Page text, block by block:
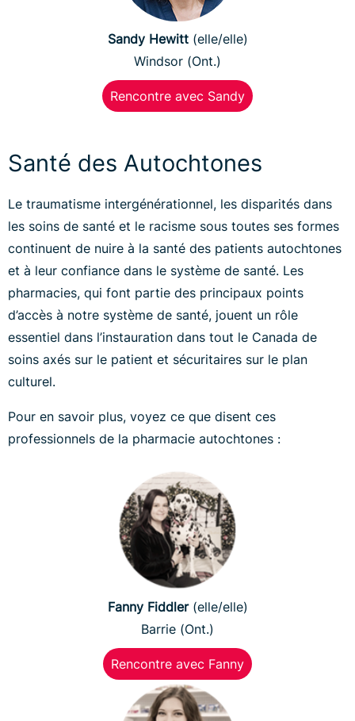
Sandy Hewitt(elle/elle)
Windsor (Ont.)
Rencontre avec Sandy
Santé des Autochtones
Le traumatisme intergénérationnel, les disparités dans
les soins de santé et le racisme sous toutes ses formes
continuent de nuire à la santé des patients autochtones
et à leur confiance dans le système de santé. Les
pharmacies, qui font partie des principaux points
d’accès à notre système de santé, jouent un rôle
essentiel dans l’instauration dans tout le Canada de
soins axés sur le patient et sécuritaires sur le plan
culturel.
Pour en savoir plus, voyez ce que disent ces
professionnels de la pharmacie autochtones :
Fanny Fiddler(elle/elle)
Barrie (Ont.)
Rencontre avec Fanny